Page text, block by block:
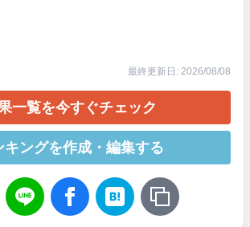
最終更新日: 2026/08/08
一覧を今すぐチェック
キングを作成・編集する